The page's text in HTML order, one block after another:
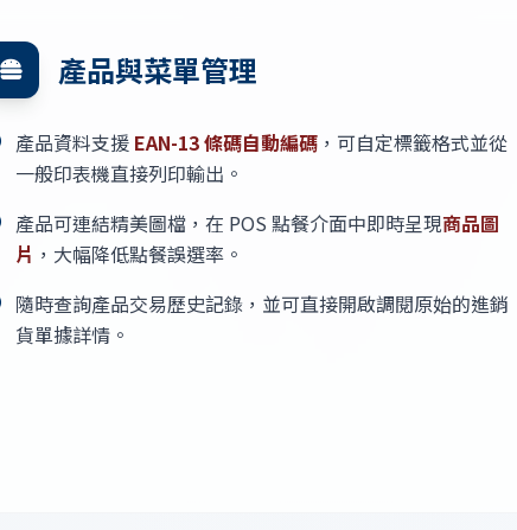
產品與菜單管理
產品資料支援 EAN-13 條碼自動編碼 ，可自定標籤格式並從
一般印表機直接列印輸出。
產品可連結精美圖檔，在 POS 點餐介面中即時呈現商品圖
片 ，大幅降低點餐誤選率。
隨時查詢產品交易歷史記錄，並可直接開啟調閱原始的進銷
貨單據詳情。